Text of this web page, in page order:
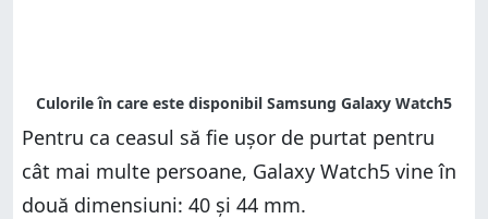
Pentru ca ceasul să fie ușor de purtat pentru
cât mai multe persoane, Galaxy Watch5 vine în
două dimensiuni: 40 și 44 mm.